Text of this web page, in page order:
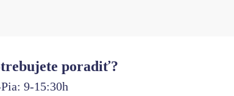
poradiť?
9-15:30h